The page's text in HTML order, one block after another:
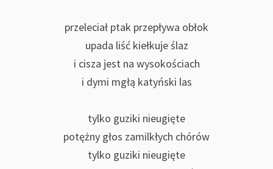
przeleciał ptak przepływa obłok
upada liść kiełkuje ślaz
i cisza jest na wysokościach
i dymi mgłą katyński las
tylko guziki nieugięte
potężny głos zamilkłych chórów
tylko guziki nieugięte